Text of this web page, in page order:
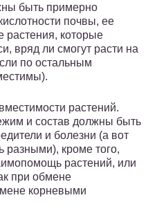
быть примерно
почвы, ее
растения, которые
вряд ли смогут расти на
по остальным
растений.
и состав должны быть
и болезни (а вот
разными), кроме того,
растений, или
при обмене
корневыми